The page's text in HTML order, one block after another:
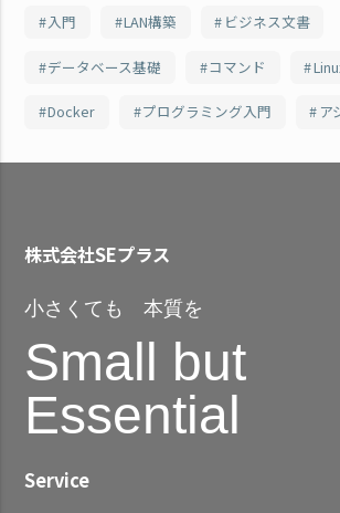
入門 LAN構築 ビジネス文書
データベース基礎 コマンド
Docker プログラミング入門 ア
株式会社SEプラス
小さくても 本質を
Small but
Essential
Service